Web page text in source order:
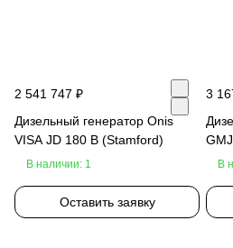
2 541 747 ₽
Дизельный генератор Onis
VISA JD 180 B (Stamford)
В наличии: 1
Оставить заявку
3
В